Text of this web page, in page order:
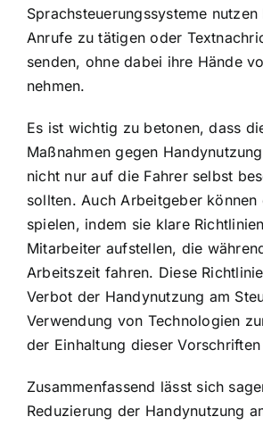
Sprachsteuerungssysteme
Anrufe zu tätigen oder
senden, ohne dabei ihre Hände
nehmen.
Es ist wichtig zu betonen, dass
Maßnahmen gegen
nicht nur auf die Fahrer selbst
sollten. Auch Arbeitgeber können
spielen, indem sie klare
Mitarbeiter aufstellen, die
Arbeitszeit fahren. Diese
Verbot der Handynutzung am
Verwendung von Technologien
der Einhaltung dieser
Zusammenfassend lässt sich
Reduzierung der Handynutzung